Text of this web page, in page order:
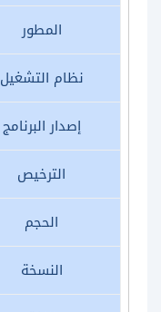
المطور
نظام التشغيل
إصدار البرنامج
الترخيص
الحجم
النسخة